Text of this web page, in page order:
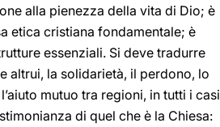
alla pienezza della vita di Dio; è
etica cristiana fondamentale; è
essenziali. Si deve tradurre
altrui, la solidarietà, il perdono, lo
mutuo tra regioni, in tutti i casi
di quel che è la Chiesa: